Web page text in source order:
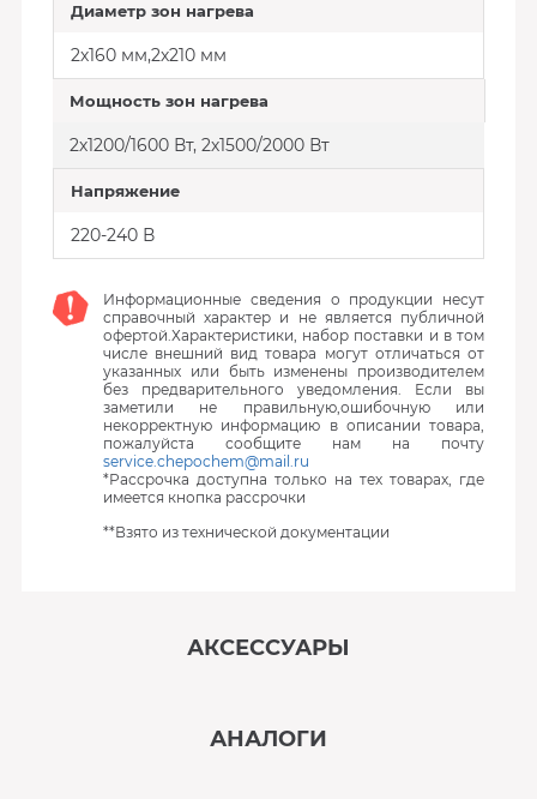
Диаметр зон нагрева
2х160 мм,2х210 мм
Мощность зон нагрева
2х1200/1600 Вт, 2х1500/2000 Вт
Напряжение
220-240 В
Информационные сведения о продукции несут
справочный характер и не является публичной
офертой.Характеристики, набор поставки и в том
числе внешний вид товара могут отличаться от
указанных или быть изменены производителем
без предварительного уведомления. Если вы
заметили не правильную,ошибочную или
некорректную информацию в описании товара,
пожалуйста сообщите нам на почту
service.chepochem@mail.ru
*Рассрочка доступна только на тех товарах, где
имеется кнопка рассрочки
**Взято из технической документации
АКСЕССУАРЫ
АНАЛОГИ